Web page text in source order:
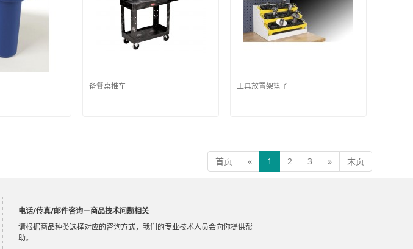
备餐桌推车 工具放置架篮子
首页 « 1 2 3 » 末页
电话/传真/邮件咨询－商品技术问题相关
请根据商品种类选择对应的咨询方式，我们的专业技术人员会向你提供帮
助。